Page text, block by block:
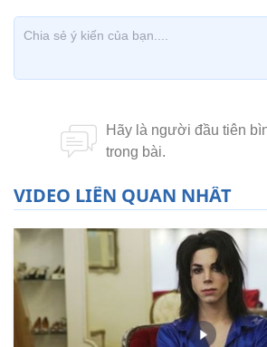
VIDEO LIÊN QUAN NHẤT